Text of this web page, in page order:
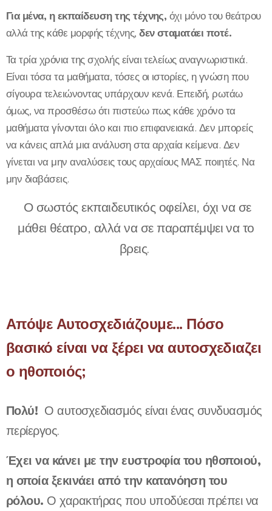
Για μένα, η εκπαίδευση της τέχνης, όχι μόνο του θεάτρου
αλλά της κάθε μορφής τέχνης,δεν σταματάει ποτέ.
Τα τρία χρόνια της σχολής είναι τελείως αναγνωριστικά.
Είναι τόσα τα μαθήματα, τόσες οι ιστορίες, η γνώση που
σίγουρα τελειώνοντας υπάρχουν κενά. Επειδή, ρωτάω
όμως, να προσθέσω ότι πιστεύω πως κάθε χρόνο τα
μαθήματα γίνονται όλο και πιο επιφανειακά. Δεν μπορείς
να κάνεις απλά μια ανάλυση στα αρχαία κείμενα. Δεν
γίνεται να μην αναλύσεις τους αρχαίους ΜΑΣ ποιητές. Να
μην διαβάσεις.
Ο σωστός εκπαιδευτικός οφείλει, όχι να σε
μάθει θέατρο, αλλά να σε παραπέμψει να το
βρεις.
Απόψε Αυτοσχεδιάζουμε... Πόσο
βασικό είναι να ξέρει να αυτοσχεδιαζει
ο ηθοποιός;
Πολύ! Ο αυτοσχεδιασμός είναι ένας συνδυασμός
περίεργος.
Έχει να κάνει με την ευστροφία του ηθοποιού,
η οποία ξεκινάει από την κατανόηση του
ρόλου. Ο χαρακτήρας που υποδύεσαι πρέπει να